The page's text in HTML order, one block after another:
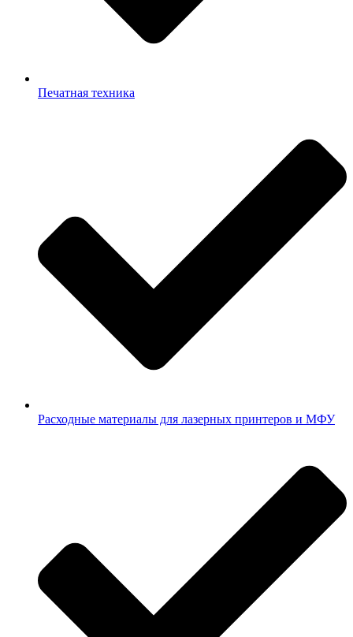
Печатная техника
Расходные материалы для лазерных принтеров и МФУ